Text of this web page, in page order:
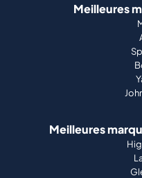
Meilleures
Meilleures